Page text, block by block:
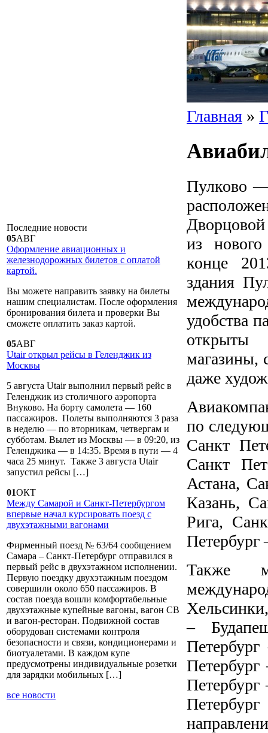
Последние новости
05АВГ
Оформление авиационных и
железнодорожных билетов с оплатой
картой.
Вы можете направить заявку на билеты
нашим специалистам. После оформления
бронирования билета и проверки Вы
сможете оплатить заказ картой.
05АВГ
Utair открыл рейсы в Геленджик из
Москвы
5 августа Utair выполнил первый рейс в
Геленджик из столичного аэропорта
Внуково. На борту самолета — 160
пассажиров. Полеты выполняются 3 раза
в неделю — по вторникам, четвергам и
субботам. Вылет из Москвы — в 09:20, из
Геленджика — в 14:35. Время в пути — 4
часа 25 минут. Также 3 августа Utair
запустил рейсы […]
01ОКТ
Между Самарой и Санкт-Петербургом
впервые начал курсировать поезд с
двухэтажными вагонами
Фирменный поезд № 63/64 сообщением
Самара – Санкт-Петербург отправился в
первый рейс в двухэтажном исполнении.
Первую поездку двухэтажным поездом
совершили около 650 пассажиров. В
состав поезда вошли комфортабельные
двухэтажные купейные вагоны, вагон СВ
и вагон-ресторан. Подвижной состав
оборудован системами контроля
безопасности и связи, кондиционерами и
биотуалетами. В каждом купе
предусмотрены индивидуальные розетки
для зарядки мобильных […]
все новости
Главная »
Пулково —
из
конце
здания
удобства
открыты
магазины,
даже
по
Санкт
Санкт
Астана,
Казань,
Рига,
Также
–